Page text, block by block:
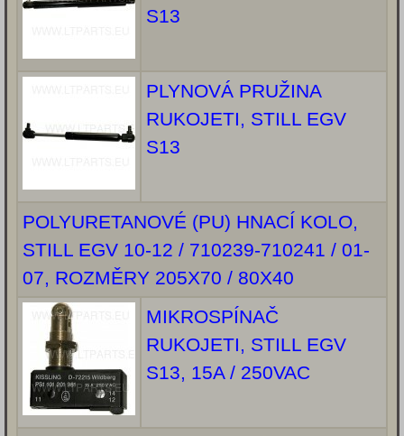
S13
PLYNOVÁ PRUŽINA
RUKOJETI, STILL EGV
S13
POLYURETANOVÉ (PU) HNACÍ KOLO,
STILL EGV 10-12 / 710239-710241 / 01-
07, ROZMĚRY 205X70 / 80X40
MIKROSPÍNAČ
RUKOJETI, STILL EGV
S13, 15A / 250VAC